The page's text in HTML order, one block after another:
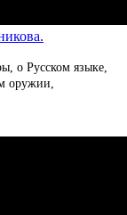
о Русском языке,
оружии,